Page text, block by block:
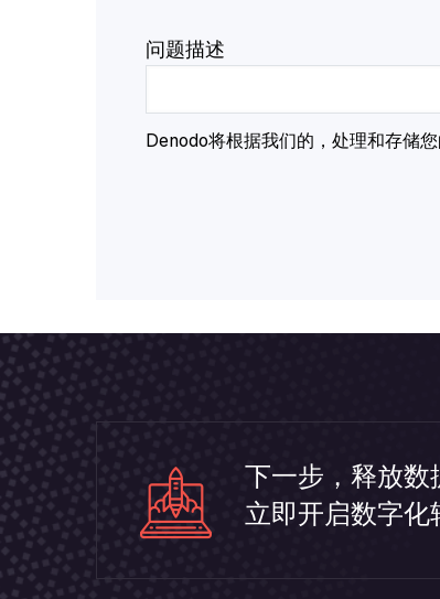
问题描述
Denodo将根据我们的，处理和存储您
下一步，释放数
立即开启数字化